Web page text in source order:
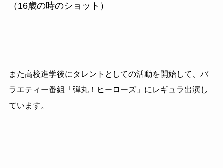
（16歳の時のショット）
また高校進学後にタレントとしての活動を開始して、バ
ラエティー番組「弾丸！ヒーローズ」にレギュラ出演し
ています。